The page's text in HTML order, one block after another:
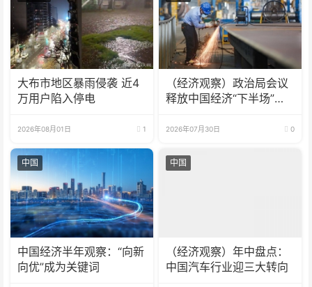
大布市地区暴雨侵袭 近4
万用户陷入停电
2026年08月01日 1
（经济观察）政治局会议
释放中国经济“下半场”三
2026年07月30日 0
中国
中国经济半年观察：“向新
向优”成为关键词
中国
（经济观察）年中盘点：
中国汽车行业迎三大转向